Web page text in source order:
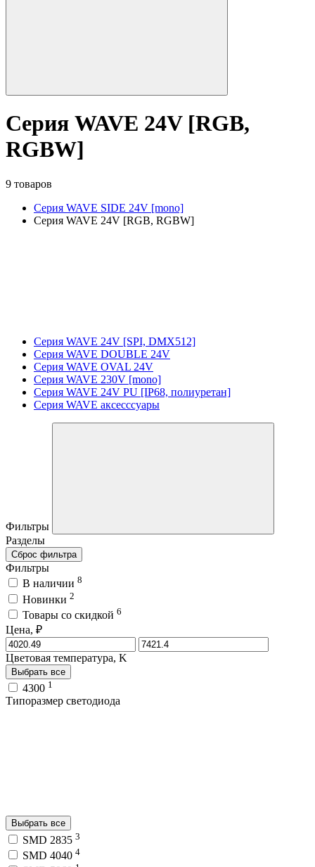
Серия WAVE 24V [RGB,
RGBW]
9 товаров
Серия WAVE SIDE 24V [mono]
Серия WAVE 24V [RGB, RGBW]
Серия WAVE 24V [SPI, DMX512]
Серия WAVE DOUBLE 24V
Серия WAVE OVAL 24V
Серия WAVE 230V [mono]
Серия WAVE 24V PU [IP68, полиуретан]
Серия WAVE аксесссуары
Фильтры
Разделы
Сброс фильтра
Фильтры
В наличии 8
Новинки 2
Товары со скидкой 6
Цена, ₽
Цветовая температура, K
Выбрать все
4300 1
Типоразмер светодиода
Выбрать все
SMD 2835 3
SMD 4040 4